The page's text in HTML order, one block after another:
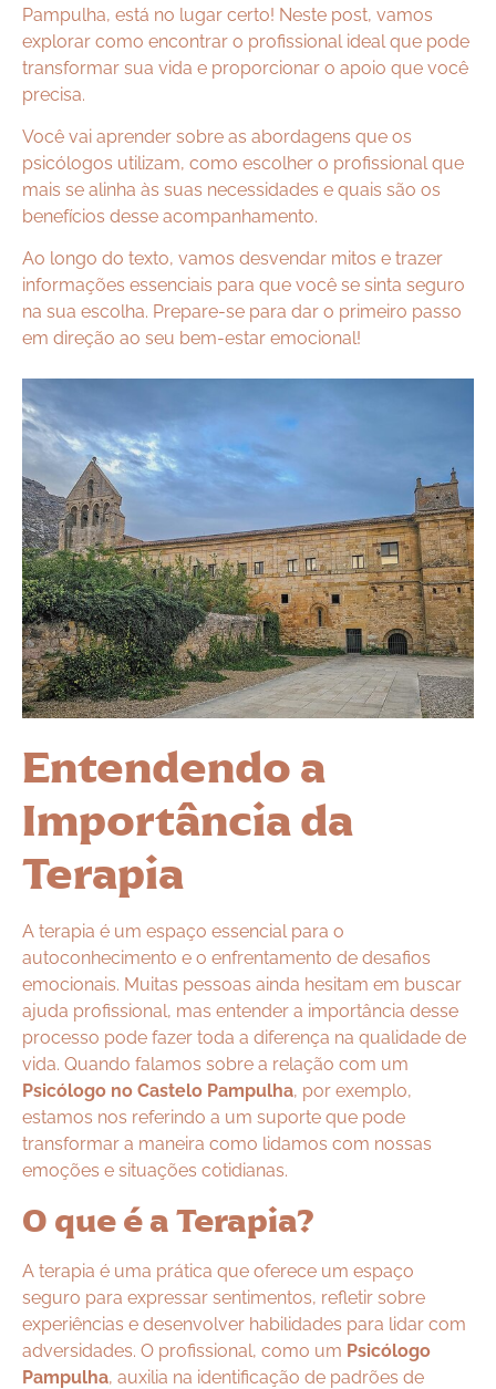
Pampulha, está no lugar certo! Neste post, vamos
explorar como encontrar o profissional ideal que pode
transformar sua vida e proporcionar o apoio que você
precisa.
Você vai aprender sobre as abordagens que os
psicólogos utilizam, como escolher o profissional que
mais se alinha às suas necessidades e quais são os
benefícios desse acompanhamento.
Ao longo do texto, vamos desvendar mitos e trazer
informações essenciais para que você se sinta seguro
na sua escolha. Prepare-se para dar o primeiro passo
em direção ao seu bem-estar emocional!
Entendendo a
Importância da
Terapia
A terapia é um espaço essencial para o
autoconhecimento e o enfrentamento de desafios
emocionais. Muitas pessoas ainda hesitam em buscar
ajuda profissional, mas entender a importância desse
processo pode fazer toda a diferença na qualidade de
vida. Quando falamos sobre a relação com um
Psicólogo no Castelo Pampulha, por exemplo,
estamos nos referindo a um suporte que pode
transformar a maneira como lidamos com nossas
emoções e situações cotidianas.
O que é a Terapia?
A terapia é uma prática que oferece um espaço
seguro para expressar sentimentos, refletir sobre
experiências e desenvolver habilidades para lidar com
adversidades. O profissional, como um Psicólogo
Pampulha, auxilia na identificação de padrões de